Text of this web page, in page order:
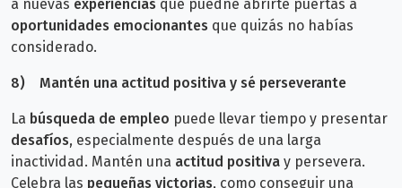
a nuevas experiencias que puedne abrirte puertas a
oportunidades emocionantes que quizás no habías
considerado.
8) Mantén una actitud positiva y sé perseverante
La búsqueda de empleo puede llevar tiempo y presentar
desafíos, especialmente después de una larga
inactividad. Mantén una actitud positiva y persevera.
Celebra las pequeñas victorias, como conseguir una